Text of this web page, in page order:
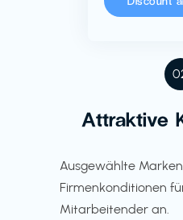
Attraktive
Ausgewählte
Firmenkonditionen
Mitarbeitender an.